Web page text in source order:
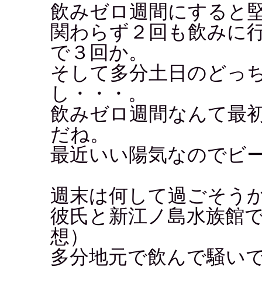
飲みゼロ週間にすると
関わらず２回も飲みに
で３回か。
そして多分土日のどっ
し・・・。
飲みゼロ週間なんて最
だね。
最近いい陽気なのでビ
週末は何して過ごそう
彼氏と新江ノ島水族館
想）
多分地元で飲んで騒い